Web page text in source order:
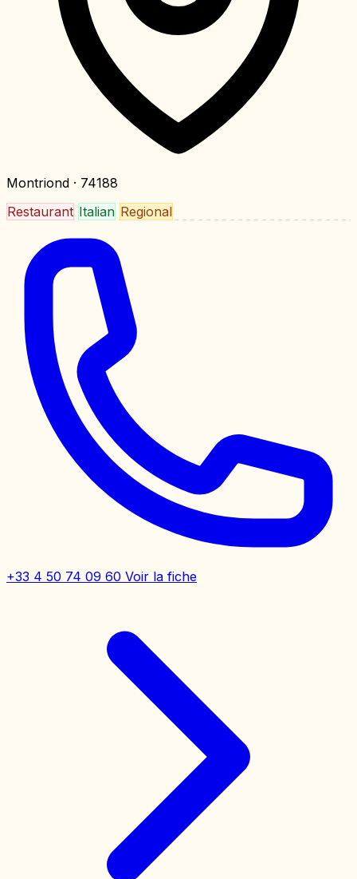
Montriond · 74188
Restaurant Italian Regional
+33 4 50 74 09 60 Voir la fiche